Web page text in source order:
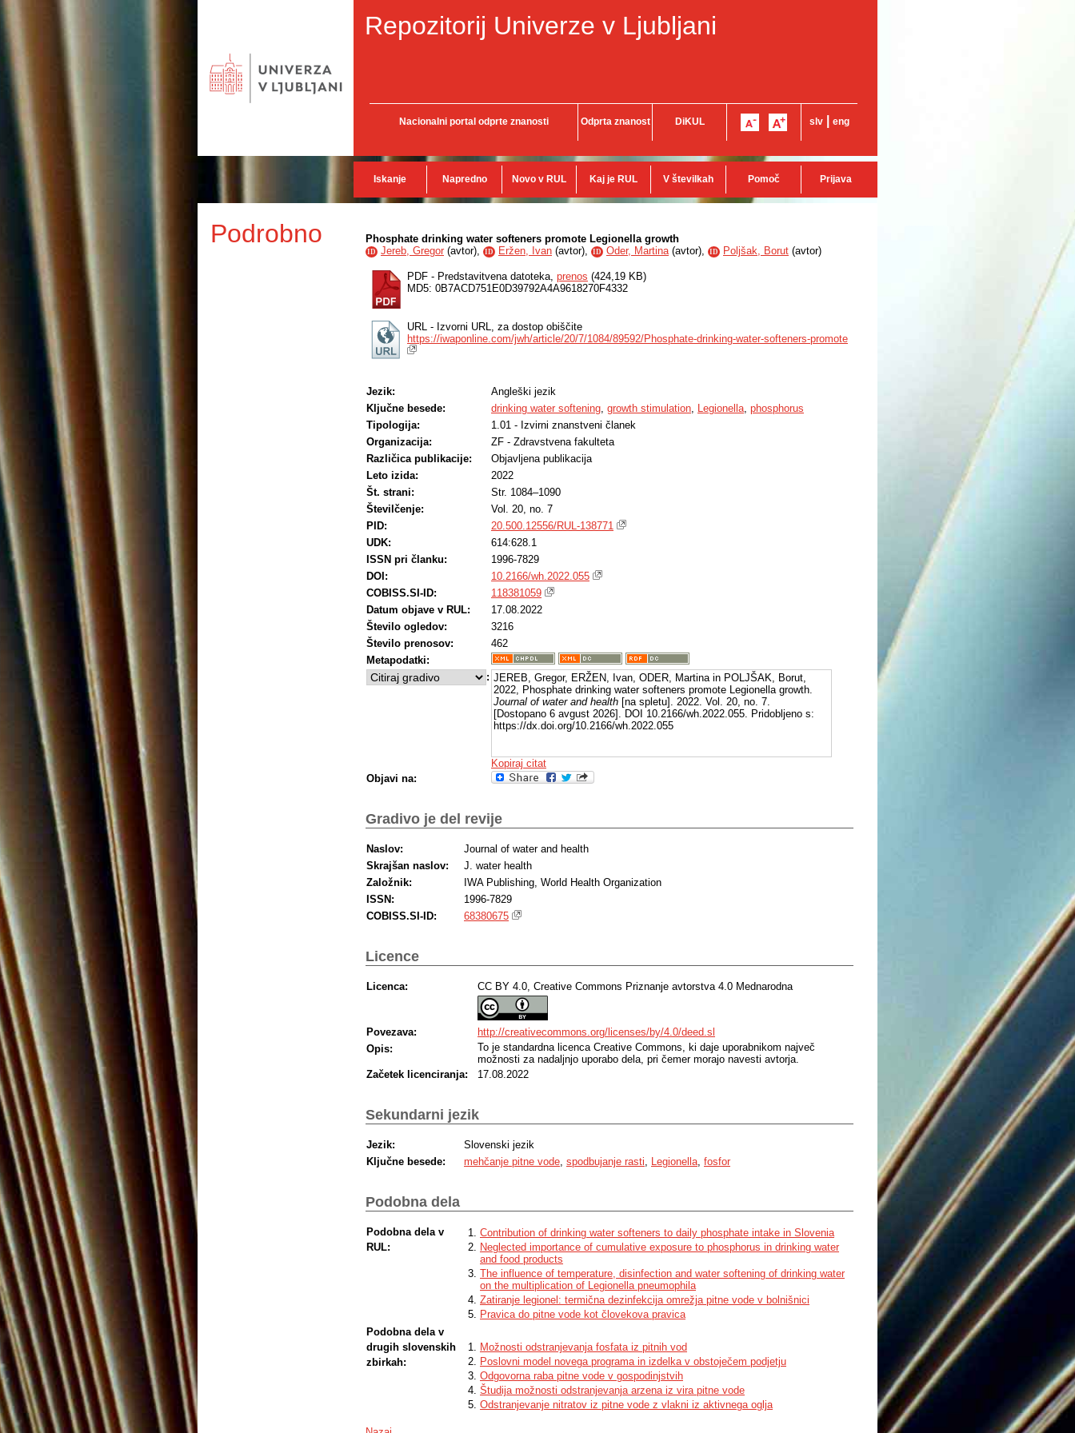
Repozitorij Univerze v Ljubljani
Nacionalni portal odprte znanosti Odprta znanost DiKUL slv eng
Iskanje Napredno Novo v RUL Kaj je RUL V številkah Pomoč Prijava
Podrobno Phosphate drinking water softeners promote Legionella growth
ID Jereb, Gregor (avtor), ID Eržen, Ivan (avtor), ID Oder, Martina(avtor), ID Poljšak, Borut (avtor)
PDF - Predstavitvena datoteka, prenos (424,19 KB)
MD5: 0B7ACD751E0D39792A4A9618270F4332
URL - Izvorni URL, za dostop obiščite
https://iwaponline.com/jwh/article/20/7/1084/89592/Phosphate-drinking-water-softeners-promote
Jezik:
Angleški jezik
Ključne besede:
drinking water softening, growth stimulation, Legionella, phosphorus
Tipologija:
1.01 - Izvirni znanstveni članek
Organizacija:
ZF - Zdravstvena fakulteta
Različica publikacije:
Objavljena publikacija
Leto izida:
2022
Št. strani:
Str. 1084–1090
Številčenje:
Vol. 20, no. 7
PID:
20.500.12556/RUL-138771
UDK:
614:628.1
ISSN pri članku:
1996-7829
DOI:
10.2166/wh.2022.055
COBISS.SI-ID:
118381059
Datum objave v RUL:
17.08.2022
Število ogledov:
3216
Število prenosov:
462
Metapodatki:
: JEREB, Gregor, ERŽEN, Ivan, ODER, Martina in POLJŠAK, Borut,
2022, Phosphate drinking water softeners promote Legionella growth.
Journal of water and health [na spletu]. 2022. Vol. 20, no. 7.
[Dostopano 6 avgust 2026]. DOI 10.2166/wh.2022.055. Pridobljeno s:
https://dx.doi.org/10.2166/wh.2022.055
Kopiraj citat
Objavi na:
Gradivo je del revije
Naslov:
Journal of water and health
Skrajšan naslov:
J. water health
Založnik:
IWA Publishing, World Health Organization
ISSN:
1996-7829
COBISS.SI-ID:
68380675
Licence
Licenca: CC BY 4.0, Creative Commons Priznanje avtorstva 4.0 Mednarodna
Povezava:
http://creativecommons.org/licenses/by/4.0/deed.sl
Opis:
To je standardna licenca Creative Commons, ki daje uporabnikom največ
možnosti za nadaljnjo uporabo dela, pri čemer morajo navesti avtorja.
Začetek licenciranja:
17.08.2022
Sekundarni jezik
Jezik:
Slovenski jezik
Ključne besede:
mehčanje pitne vode spodbujanje rasti Legionella fosfor
Podobna dela
Podobna dela v
RUL:
Contribution of drinking water softeners to daily phosphate intake in Slovenia
Neglected importance of cumulative exposure to phosphorus in drinking water
and food products
The influence of temperature, disinfection and water softening of drinking water
on the multiplication of Legionella pneumophila
Zatiranje legionel: termična dezinfekcija omrežja pitne vode v bolnišnici
Pravica do pitne vode kot človekova pravica
Podobna dela v
drugih slovenskih
zbirkah:
Možnosti odstranjevanja fosfata iz pitnih vod
Poslovni model novega programa in izdelka v obstoječem podjetju
Odgovorna raba pitne vode v gospodinjstvih
Študija možnosti odstranjevanja arzena iz vira pitne vode
Odstranjevanje nitratov iz pitne vode z vlakni iz aktivnega oglja